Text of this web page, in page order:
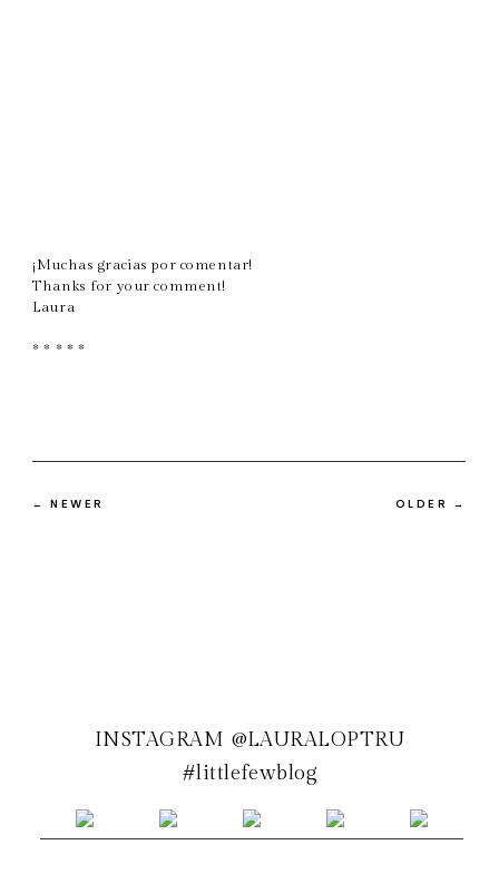
¡Muchas gracias por comentar!
Thanks for your comment!
Laura
* * * * *
← NEWER OLDER →
INSTAGRAM @LAURALOPTRU
#littlefewblog